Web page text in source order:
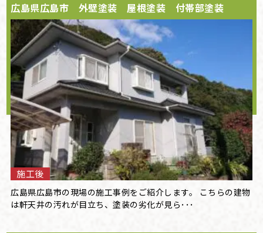
広島県広島市 外壁塗装 屋根塗装 付帯部塗装
施工後
広島県広島市の現場の施工事例をご紹介します。 こちらの建物
は軒天井の汚れが目立ち、塗装の劣化が見ら･･･